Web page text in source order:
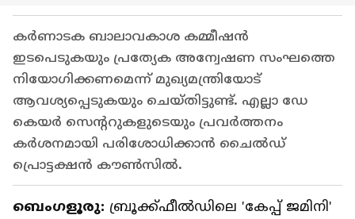
കർണാടക ബാലാവകാശ കമ്മീഷൻ
ഇടപെടുകയും പ്രത്യേക അന്വേഷണ സംഘത്തെ
നിയോഗിക്കണമെന്ന് മുഖ്യമന്ത്രിയോട്
ആവശ്യപ്പെടുകയും ചെയ്തിട്ടുണ്ട്. എല്ലാ ഡേ
കെയർ സെന്ററുകളുടെയും പ്രവർത്തനം
കർശനമായി പരിശോധിക്കാൻ ചൈൽഡ്
പ്രൊട്ടക്ഷൻ കൗൺസിൽ.
ബെംഗളൂരു: ബ്രൂക്ക്ഫീൽഡിലെ 'കേപ്പ് ജമിനി'